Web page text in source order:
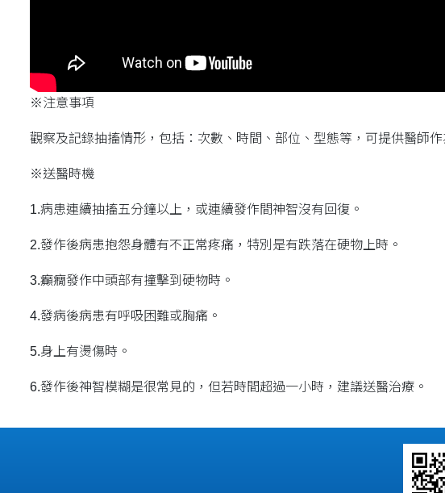
※注意事項
觀察及記錄抽搐情形，包括：次數、時間、部位、型態等，可提供醫師
※送醫時機
1.病患連續抽搐五分鐘以上，或連續發作間神智沒有回復。
2.發作後病患抱怨身體有不正常疼痛，特別是有跌落在硬物上時。
3.癲癇發作中頭部有撞擊到硬物時。
4.發病後病患有呼吸困難或胸痛。
5.身上有燙傷時。
6.發作後神智模糊是很常見的，但若時間超過一小時，建議送醫治療。